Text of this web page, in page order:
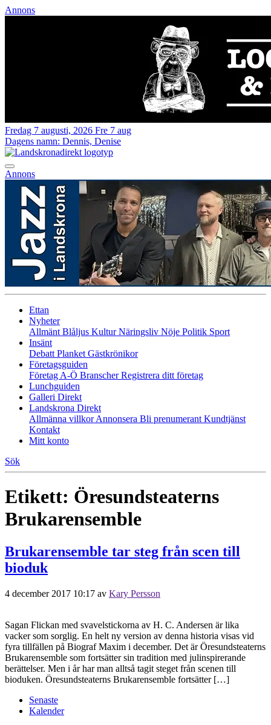
Annons
Fredag 7 augusti, 2026 Fre 7 aug
Dagens namn: Dennis, Denise
Annons
Ettan
Nyheter
Allmänt Blåljus KulturNäringsliv Nöje Politik Sport
Insänt
Debatt Planket Gästkrönikor
Företagsguiden
Företag A-Ö BranscherRegistrera ditt företag
Lunchguiden
Galleri Direkt
Landskrona Direkt
Allmänna villkorAnnonsera Bli prenumerant Kundtjänst
Kontakt
Mitt konto
Sök
Etikett: Öresundsteaterns
Brukarensemble
Brukarensemble tar steg från scen till
bioduk
4 december 2017 10:17 av Kary Persson
Sagan Flickan med svavelstickorna av H. C. Andersen är lika
vacker som sorglig. En helt ny version av denna historia visas vid
fyra tillfällen på Biograf Maxim i december. Det är Öresundsteaterns
Brukarensemble som fortsätter sin tradition med julinspirerande
berättelser. Men i år har man alltså tagit steget från scenen till
bioduken. Öresundsteaterns Brukarensemble fortsätter […]
Senaste
Kalender